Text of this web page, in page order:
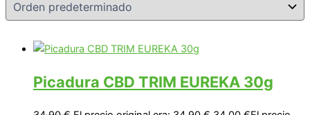
Picadura CBD TRIM EUREKA 30g